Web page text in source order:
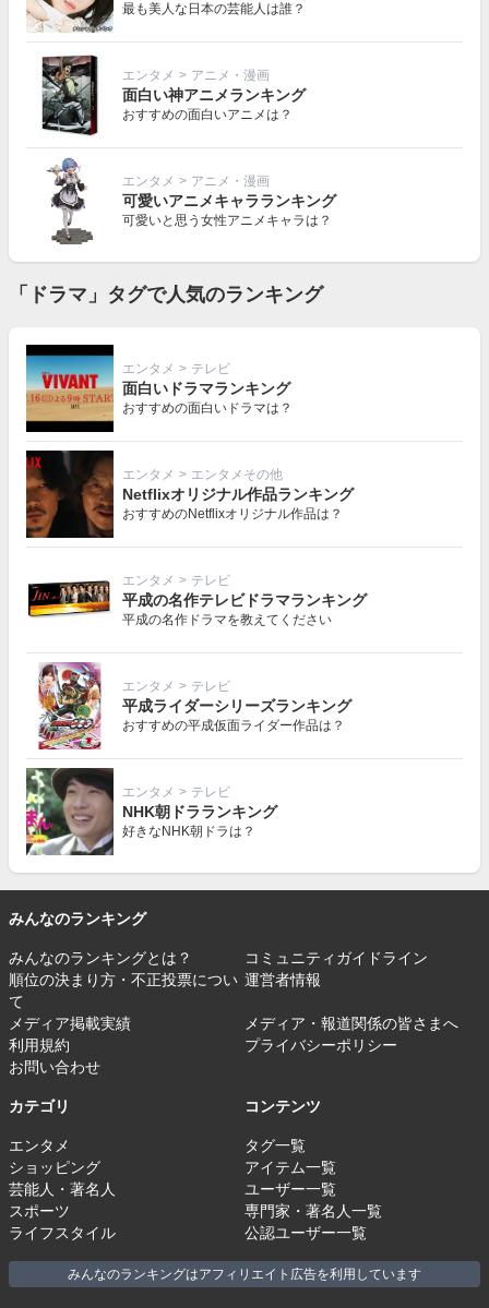
最も美人な日本の芸能人は誰？
エンタメ > アニメ・漫画
面白い神アニメランキング
おすすめの面白いアニメは？
エンタメ > アニメ・漫画
可愛いアニメキャラランキング
可愛いと思う女性アニメキャラは？
「ドラマ」タグで人気のランキング
エンタメ > テレビ
面白いドラマランキング
おすすめの面白いドラマは？
エンタメ > エンタメその他
Netflixオリジナル作品ランキング
おすすめのNetflixオリジナル作品は？
エンタメ > テレビ
平成の名作テレビドラマランキング
平成の名作ドラマを教えてください
エンタメ > テレビ
平成ライダーシリーズランキング
おすすめの平成仮面ライダー作品は？
エンタメ > テレビ
NHK朝ドラランキング
好きなNHK朝ドラは？
みんなのランキング
みんなのランキングとは？
コミュニティガイドライン
順位の決まり方・不正投票につい
て
運営者情報
メディア掲載実績
メディア・報道関係の皆さまへ
利用規約
プライバシーポリシー
お問い合わせ
カテゴリ
エンタメ
ショッピング
芸能人・著名人
スポーツ
ライフスタイル
コンテンツ
タグ一覧
アイテム一覧
ユーザー一覧
専門家・著名人一覧
公認ユーザー一覧
みんなのランキングはアフィリエイト広告を利用しています